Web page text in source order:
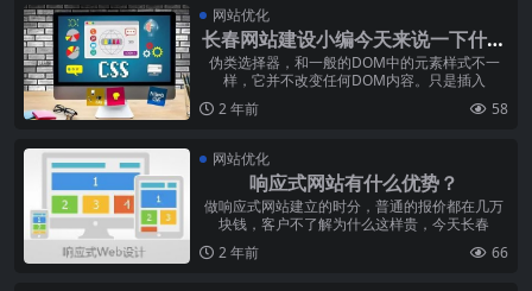
网站优化
长春网站建设小编今天来说一下什么
是伪类选择器和伪元素选择器
伪类选择器，和一般的DOM中的元素样式不一
样，它并不改变任何DOM内容。只是插入
2 年前
58
网站优化
响应式网站有什么优势？
做响应式网站建立的时分，普通的报价都在几万
块钱，客户不了解为什么这样贵，今天长春
2 年前
66